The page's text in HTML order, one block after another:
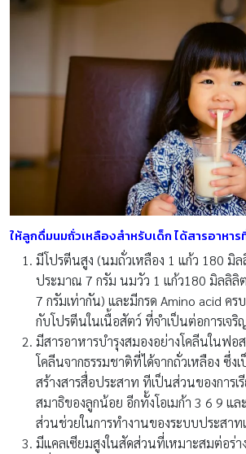
ให้ลูกดื่มนมถั่วเหลืองสำหรับเด็ก ได้สารอาหาร
มีโปรตีนสูง (นมถั่วเหลือง 1 แก้ว 180 มิ
ประมาณ 7 กรัม นมวัว 1 แก้ว180 มิลลิ
7 กรัมเท่ากัน) และมีกรด Amino acid คร
กับโปรตีนในเนื้อสัตว์ ที่จำเป็นต่อการเจริ
มีสารอาหารบำรุงสมองอย่างโคลีนในฟ
โคลีนจากธรรมชาติที่ได้จากถั่วเหลือง ซึ่ง
สร้างสารสื่อประสาท ทีเป็นส่วนของการเ
สมาธิของลูกน้อย อีกทั้งโอเมก้า 3 6 9 แ
ส่วนช่วยในการทำงานของระบบประสาท
มีแคลเซียมสูงในสัดส่วนที่เหมาะสมต่อร่